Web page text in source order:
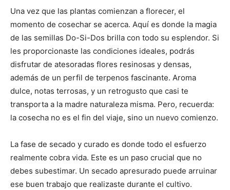
Una vez que las plantas comienzan a florecer, el
momento de cosechar se acerca. Aquí es donde la magia
de las semillas Do-Si-Dos brilla con todo su esplendor. Si
les proporcionaste las condiciones ideales, podrás
disfrutar de atesoradas flores resinosas y densas,
además de un perfil de terpenos fascinante. Aroma
dulce, notas terrosas, y un retrogusto que casi te
transporta a la madre naturaleza misma. Pero, recuerda:
la cosecha no es el fin del viaje, sino un nuevo comienzo.
La fase de secado y curado es donde todo el esfuerzo
realmente cobra vida. Este es un paso crucial que no
debes subestimar. Un secado apresurado puede arruinar
ese buen trabajo que realizaste durante el cultivo.